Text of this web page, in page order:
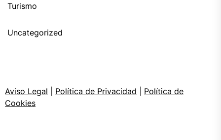
Turismo
Uncategorized
Aviso Legal Política de Privacidad
Política de
Cookies